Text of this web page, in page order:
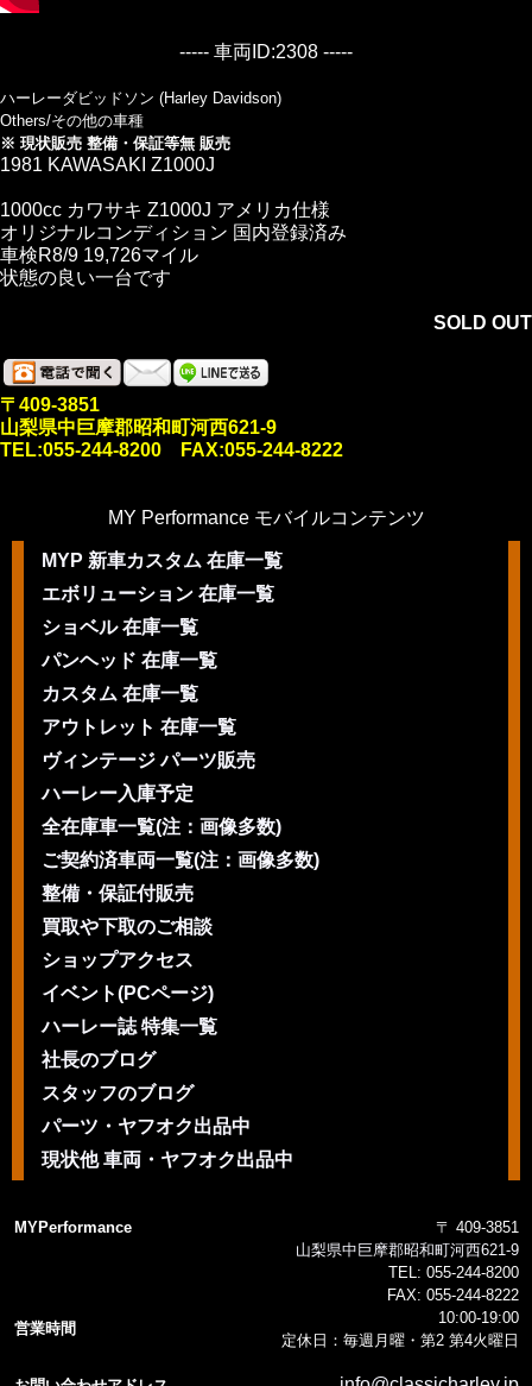
----- 車両ID:2308 -----
ハーレーダビッドソン (Harley Davidson)
Others/その他の車種
※ 現状販売 整備・保証等無 販売
1981 KAWASAKI Z1000J
1000cc カワサキ Z1000J アメリカ仕様
オリジナルコンディション 国内登録済み
車検R8/9 19,726マイル
状態の良い一台です
SOLD OUT
〒409-3851
山梨県中巨摩郡昭和町河西621-9
TEL:055-244-8200 FAX:055-244-8222
MY Performance モバイルコンテンツ
MYP 新車カスタム 在庫一覧
エボリューション 在庫一覧
ショベル 在庫一覧
パンヘッド 在庫一覧
カスタム 在庫一覧
アウトレット 在庫一覧
ヴィンテージ パーツ販売
ハーレー入庫予定
全在庫車一覧(注：画像多数)
ご契約済車両一覧(注：画像多数)
整備・保証付販売
買取や下取のご相談
ショップアクセス
イベント(PCページ)
ハーレー誌 特集一覧
社長のブログ
スタッフのブログ
パーツ・ヤフオク出品中
現状他 車両・ヤフオク出品中
MYPerformance
〒 409-3851
山梨県中巨摩郡昭和町河西621-9
TEL: 055-244-8200
FAX: 055-244-8222
営業時間
10:00-19:00
定休日：毎週月曜・第2 第4火曜日